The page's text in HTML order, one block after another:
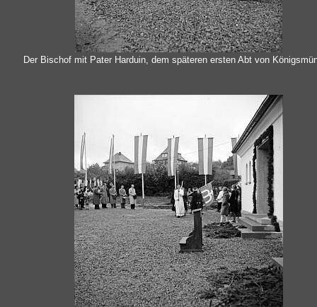
Der Bischof mit Pater Harduin, dem späteren ersten Abt von